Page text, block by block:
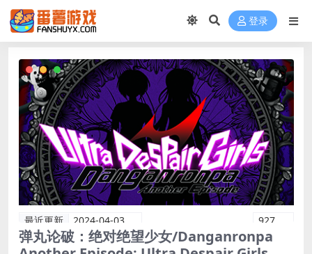
登录
最近更新 2024-04-03 927
弹丸论破：绝对绝望少女/Danganronpa